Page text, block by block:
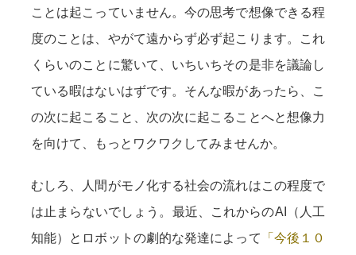
ことは起こっていません。今の思考で想像できる程
度のことは、やがて遠からず必ず起こります。これ
くらいのことに驚いて、いちいちその是非を議論し
ている暇はないはずです。そんな暇があったら、こ
の次に起こること、次の次に起こることへと想像力
を向けて、もっとワクワクしてみませんか。
むしろ、人間がモノ化する社会の流れはこの程度で
は止まらないでしょう。最近、これからのAI（人工
知能）とロボットの劇的な発達によって 「今後１０